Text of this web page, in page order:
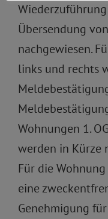
Übersendung
nachgewiesen.
links und rechts
Wohnungen 1.
werden in Kürze
Für die
eine
Genehmigung